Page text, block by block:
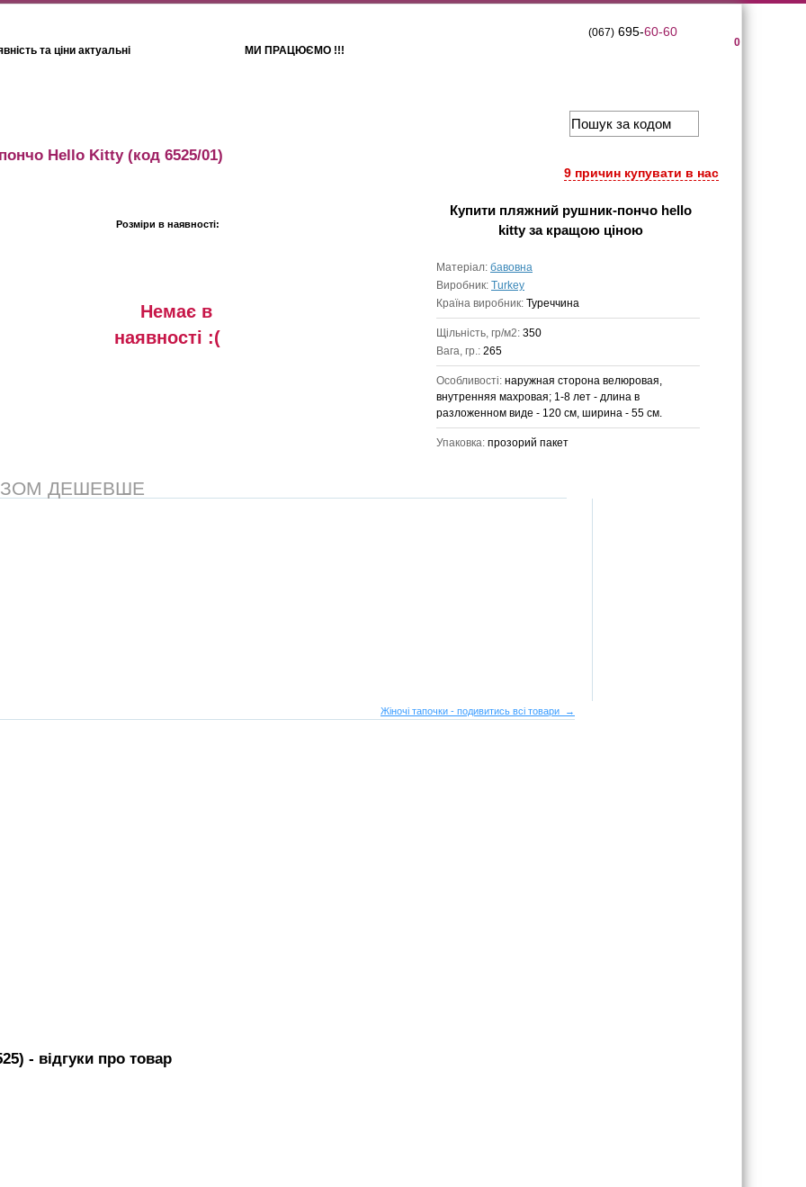
та ціни актуальні МИ ПРАЦЮЄМО !!!
0
(067)695-60-60
9 причин купувати в нас
Hello Kitty(код 6525/01)
Розміри в наявності:
Немає в
наявностi :(
Купити пляжний рушник-пончо hello
kittyза кращою ціною
Матеріал: бавовна
Виробник: Turkey
Країна виробник: Туреччина
Щільність, гр/м2: 350
Вага, гр.: 265
Особливості: наружная сторона велюровая,
внутренняя махровая; 1-8 лет - длина в
разложенном виде - 120 см, ширина - 55 см.
Упаковка: прозорий пакет
ДЕШЕВШЕ
Жіночі тапочки - подивитись всі товари →
- вiдгуки про товар